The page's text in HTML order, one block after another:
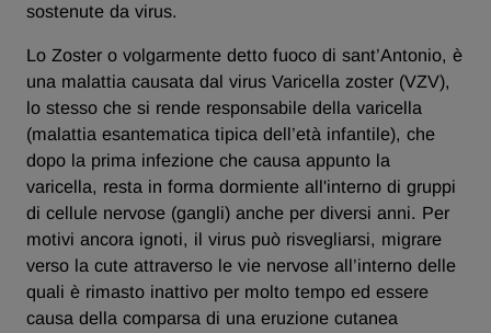
sostenute da virus.
Lo Zoster o volgarmente detto fuoco di sant’Antonio, è
una malattia causata dal virus Varicella zoster (VZV),
lo stesso che si rende responsabile della varicella
(malattia esantematica tipica dell’età infantile), che
dopo la prima infezione che causa appunto la
varicella, resta in forma dormiente all'interno di gruppi
di cellule nervose (gangli) anche per diversi anni. Per
motivi ancora ignoti, il virus può risvegliarsi, migrare
verso la cute attraverso le vie nervose all’interno delle
quali è rimasto inattivo per molto tempo ed essere
causa della comparsa di una eruzione cutanea